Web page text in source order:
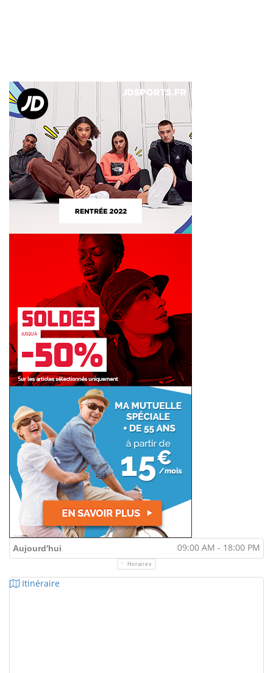
Aujourd'hui 09:00 AM - 18:00 PM
Horaires
Itinéraire